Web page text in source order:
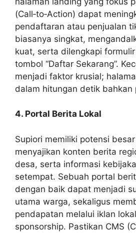
(Call‑to‑Action) dapat
pendaftaran atau penjualan
biasanya singkat,
kuat, serta dilengkapi
tombol “Daftar Sekarang”.
menjadi faktor krusial;
dalam hitungan detik bahkan
4. Portal Berita Lokal
Supiori memiliki potensi
menyajikan konten berita
desa, serta informasi
setempat. Sebuah portal
dengan baik dapat menjadi
utama warga, sekaligus
pendapatan melalui iklan
sponsorship. Pastikan CMS